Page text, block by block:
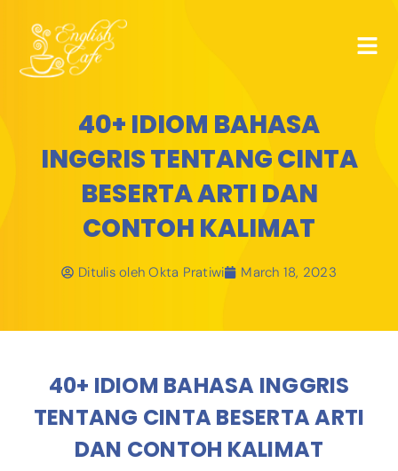
40+ IDIOM BAHASA
INGGRIS TENTANG CINTA
BESERTA ARTI DAN
CONTOH KALIMAT
Ditulis oleh Okta Pratiwi March 18, 2023
40+ IDIOM BAHASA INGGRIS
TENTANG CINTA BESERTA ARTI
DAN CONTOH KALIMAT